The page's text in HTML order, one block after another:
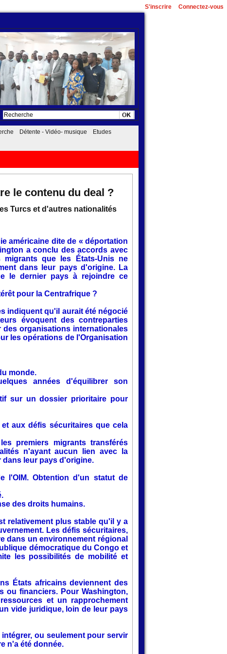
Connectez-vous
S'inscrire
Détente - Vidéo- musique
Etudes
le contenu du deal ?
Turcs et d'autres nationalités
américaine dite de « déportation
a conclu des accords avec
que les États-Unis ne
dans leur pays d'origine. La
le dernier pays à rejoindre ce
pour la Centrafrique ?
indiquent qu'il aurait été négocié
évoquent des contreparties
des organisations internationales
les opérations de l'Organisation
monde.
années d'équilibrer son
sur un dossier prioritaire pour
aux défis sécuritaires que cela
premiers migrants transférés
n'ayant aucun lien avec la
dans leur pays d'origine.
l'OIM. Obtention d'un statut de
des droits humains.
relativement plus stable qu'il y a
Les défis sécuritaires,
dans un environnement régional
démocratique du Congo et
les possibilités de mobilité et
États africains deviennent des
ou financiers. Pour Washington,
et un rapprochement
vide juridique, loin de leur pays
ou seulement pour servir
n'a été donnée.